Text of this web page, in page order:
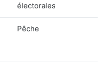
électorales
Pêche